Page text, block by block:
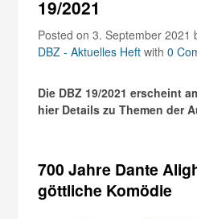
19/2021
Posted on 3. September 2021
DBZ - Aktuelles Heft with0
Die DBZ 19/2021 erscheint
hier Details zu Themen der
700 Jahre Dante
göttliche Komödie